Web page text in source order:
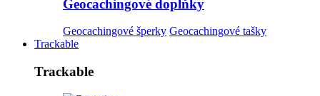
Geocachingové doplňky
Geocachingové šperky Geocachingové tašky
Trackable
Trackable